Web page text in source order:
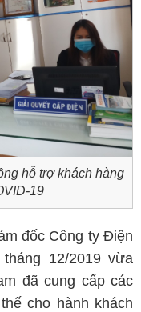
hỗ trợ khách hàng
19
đốc Công ty Điện
12/2019 vừa
đã cung cấp các
cho hành khách